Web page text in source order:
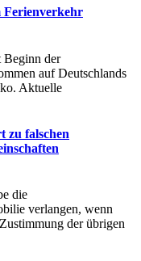
Ferienverkehr
Beginn der
auf Deutschlands
Aktuelle
zu falschen
die
verlangen, wenn
der übrigen